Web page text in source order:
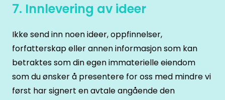
7. Innlevering av ideer
Ikke send inn noen ideer, oppfinnelser,
forfatterskap eller annen informasjon som kan
betraktes som din egen immaterielle eiendom
som du ønsker å presentere for oss med mindre vi
først har signert en avtale angående den